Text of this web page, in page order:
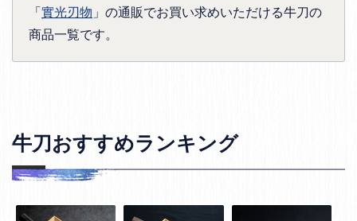
「實光刃物 」の通販でお買い求めいただける牛刀の
商品一覧です。
牛刀おすすめランキング